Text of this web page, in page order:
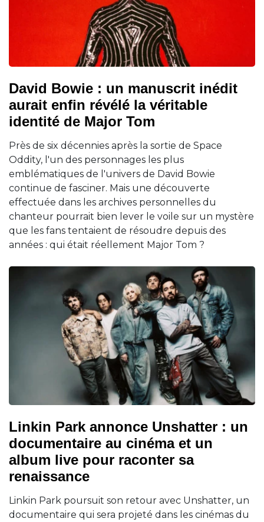
David Bowie : un manuscrit inédit
aurait enfin révélé la véritable
identité de Major Tom
Près de six décennies après la sortie de Space
Oddity, l'un des personnages les plus
emblématiques de l'univers de David Bowie
continue de fasciner. Mais une découverte
effectuée dans les archives personnelles du
chanteur pourrait bien lever le voile sur un mystère
que les fans tentaient de résoudre depuis des
années : qui était réellement Major Tom ?
Linkin Park annonce Unshatter : un
documentaire au cinéma et un
album live pour raconter sa
renaissance
Linkin Park poursuit son retour avec Unshatter, un
documentaire qui sera projeté dans les cinémas du